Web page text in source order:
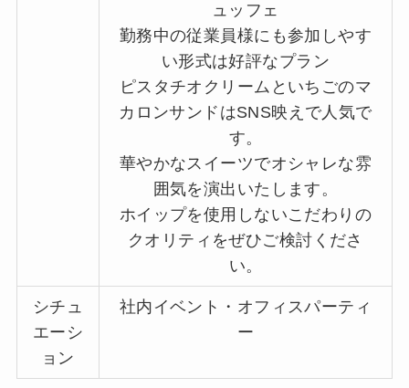
ュッフェ
勤務中の従業員様にも参加しやす
い形式は好評なプラン
ピスタチオクリームといちごのマ
カロンサンドはSNS映えで人気で
す。
華やかなスイーツでオシャレな雰
囲気を演出いたします。
ホイップを使用しないこだわりの
クオリティをぜひご検討くださ
い。
シチュ
エーシ
ョン
社内イベント・オフィスパーティ
ー